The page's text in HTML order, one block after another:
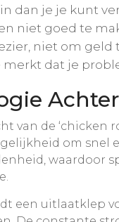
dan je je kunt
niet goed te
niet om geld
merkt dat je
van de ‘chicken
om snel
waardoor
een uitlaatklep